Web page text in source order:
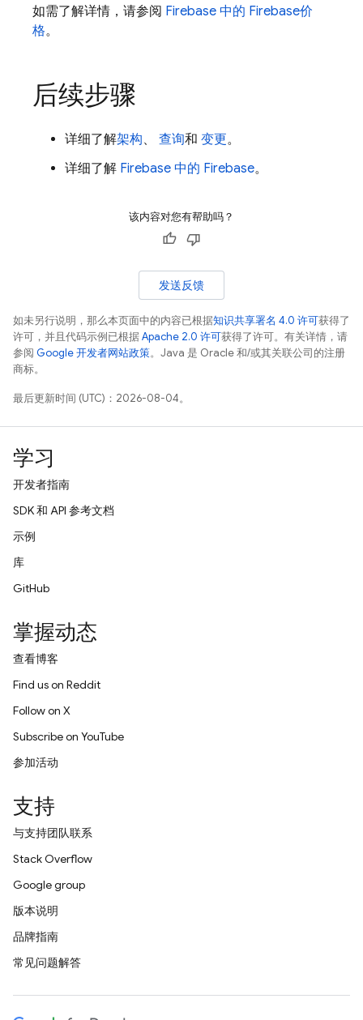
如需了解详情，请参阅 Firebase 中的 Firebase价
格。
后续步骤
详细了解架构、 查询和 变更。
详细了解 Firebase 中的 Firebase。
该内容对您有帮助吗？
发送反馈
如未另行说明，那么本页面中的内容已根据知识共享署名 4.0 许可获得了
许可，并且代码示例已根据Apache 2.0 许可获得了许可。有关详情，请
参阅 Google 开发者网站政策。Java 是 Oracle 和/或其关联公司的注册
商标。
最后更新时间 (UTC)：2026-08-04。
学习
开发者指南
SDK 和 API 参考文档
示例
库
GitHub
掌握动态
查看博客
Find us on Reddit
Follow on X
Subscribe on YouTube
参加活动
支持
与支持团队联系
Stack Overflow
Google group
版本说明
品牌指南
常见问题解答